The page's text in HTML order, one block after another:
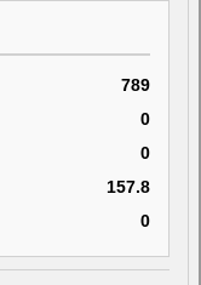
789
0
0
157.8
0